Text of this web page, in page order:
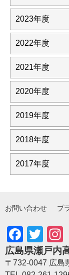
2023年度
2022年度
2021年度
2020年度
2019年度
2018年度
2017年度
お問い合わせ プ
広島県瀬戸内
〒732-0047 広島